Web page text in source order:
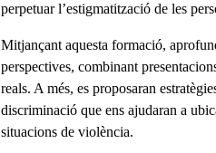
perpetuar l’estigmatització de les
Mitjançant aquesta formació,
perspectives, combinant
reals. A més, es proposaran
discriminació que ens ajudaran a
situacions de violència.